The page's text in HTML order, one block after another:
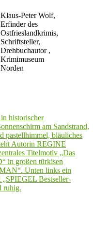
Klaus-Peter Wolf,
Erfinder des
Ostfrieslandkrimis,
Schriftsteller,
Drehbuchautor ,
Krimimuseum
Norden